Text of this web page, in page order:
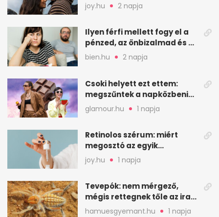
joy.hu 2 napja
Ilyen férfi mellett fogy el a
pénzed, az önbizalmad és a
nyugalmad
bien.hu 2 napja
Csoki helyett ezt ettem:
megszűntek a napközbeni
nassolási rohamok
glamour.hu 1 napja
Retinolos szérum: miért
megosztó az egyik
leghatásosabb
öregedésgátló?
joy.hu 1 napja
Tevepók: nem mérgező,
mégis rettegnek tőle az iraki
sivatagban
hamuesgyemant.hu 1 napja